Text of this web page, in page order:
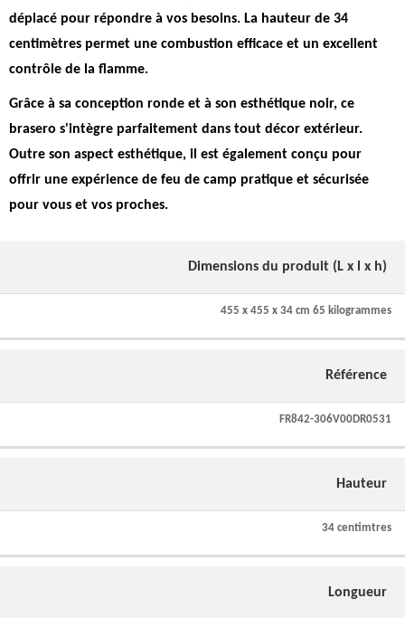
déplacé pour répondre à vos besoins. La hauteur de 34
centimètres permet une combustion efficace et un excellent
contrôle de la flamme.
Grâce à sa conception ronde et à son esthétique noir, ce
brasero s'intègre parfaitement dans tout décor extérieur.
Outre son aspect esthétique, il est également conçu pour
offrir une expérience de feu de camp pratique et sécurisée
pour vous et vos proches.
Dimensions du produit (L x l x h)
455 x 455 x 34 cm 65 kilogrammes
Référence
FR842-306V00DR0531
Hauteur
34 centimtres
Longueur